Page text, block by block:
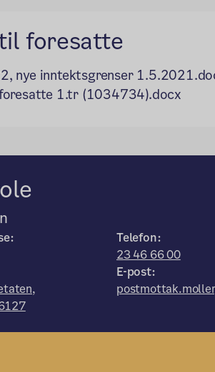
foresatte
nye inntektsgrenser
1.tr (1034734).docx
Telefon:
23 46 66 00
E-post: